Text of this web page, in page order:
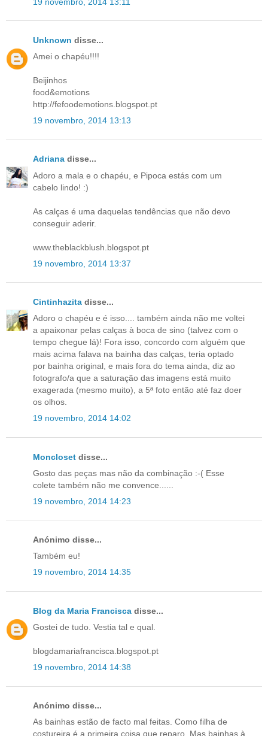
Unknown disse...
Amei o chapéu!!!!
Beijinhos
food&emotions
http://fefoodemotions.blogspot.pt
19 novembro, 2014 13:13
Adriana disse...
Adoro a mala e o chapéu, e Pipoca estás com um
cabelo lindo! :)
As calças é uma daquelas tendências que não devo
conseguir aderir.
www.theblackblush.blogspot.pt
19 novembro, 2014 13:37
Cintinhazita disse...
Adoro o chapéu e é isso.... também ainda não me voltei
a apaixonar pelas calças à boca de sino (talvez com o
tempo chegue lá)! Fora isso, concordo com alguém que
mais acima falava na bainha das calças, teria optado
por bainha original, e mais fora do tema ainda, diz ao
fotografo/a que a saturação das imagens está muito
exagerada (mesmo muito), a 5ª foto então até faz doer
os olhos.
19 novembro, 2014 14:02
Moncloset disse...
Gosto das peças mas não da combinação :-( Esse
colete também não me convence......
19 novembro, 2014 14:23
Anónimo disse...
Também eu!
19 novembro, 2014 14:35
Blog da Maria Francisca disse...
Gostei de tudo. Vestia tal e qual.
blogdamariafrancisca.blogspot.pt
19 novembro, 2014 14:38
Anónimo disse...
As bainhas estão de facto mal feitas. Como filha de
costureira é a primeira coisa que reparo. Mas bainhas à